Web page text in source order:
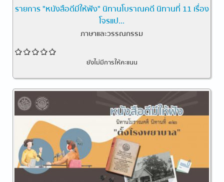
รายการ "หนังสือดีมีให้ฟัง" นิทานโบราณคดี นิทานที่ 11 เรื่อง
โจรแป...
ภาษาและวรรณกรรม
ยังไม่มีการให้คะแนน